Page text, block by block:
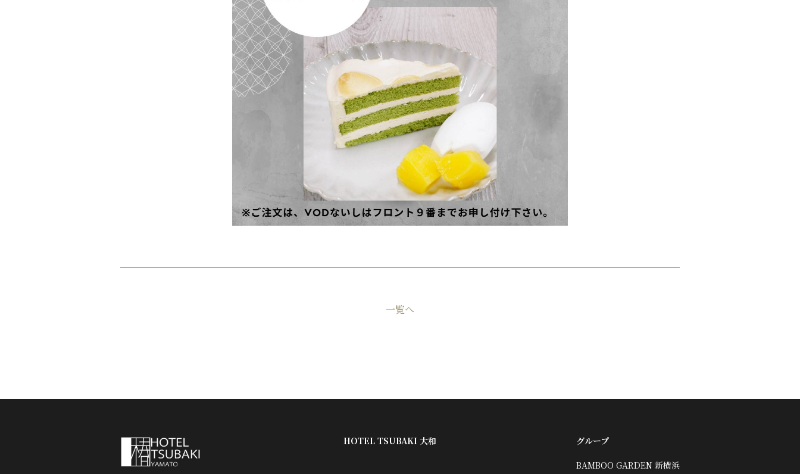
一覧へ
HOTEL TSUBAKI 大和 グループ
BAMBOO GARDEN 新横浜